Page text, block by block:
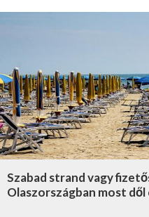
Szabad strand vagy
Olaszországban most